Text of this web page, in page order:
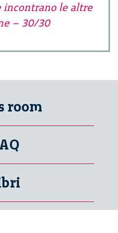
incontrano le altre
– 30/30
room